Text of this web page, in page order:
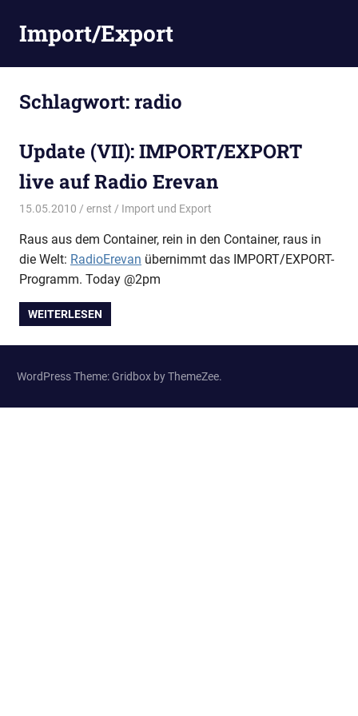
InhaltImport/Export
Schlagwort:radio
Update (VII): IMPORT/EXPORT
live auf Radio Erevan
15.05.2010 ernst Import und Export
Raus aus dem Container, rein in den Container, raus in
die Welt: RadioErevan übernimmt das IMPORT/EXPORT-
Programm. Today @2pm
WEITERLESEN
WordPress Theme: Gridbox by ThemeZee.